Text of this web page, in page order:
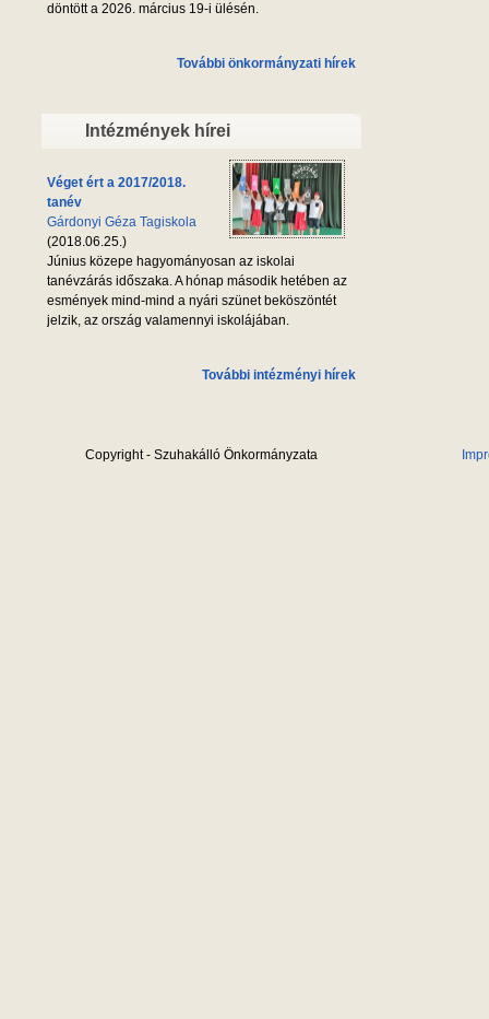
döntött a 2026. március 19-i ülésén.
További önkormányzati hírek
Intézmények hírei
Véget ért a 2017/2018.
tanév
Gárdonyi Géza Tagiskola
(2018.06.25.)
Június közepe hagyományosan az iskolai
tanévzárás időszaka. A hónap második hetében az
esmények mind-mind a nyári szünet beköszöntét
jelzik, az ország valamennyi iskolájában.
További intézményi hírek
Copyright - Szuhakálló Önkormányzata